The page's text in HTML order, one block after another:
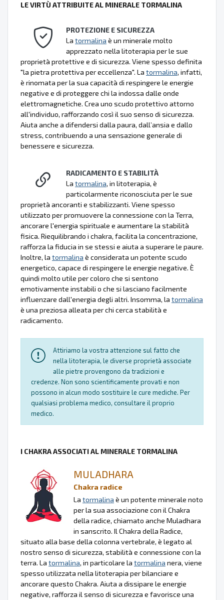
LE VIRTÙ ATTRIBUITE AL MINERALE TORMALINA
PROTEZIONE E SICUREZZA
La tormalina è un minerale molto
apprezzato nella litoterapia per le sue
proprietà protettive e di sicurezza. Viene spesso definita
"la pietra protettiva per eccellenza". La tormalina, infatti,
è rinomata per la sua capacità di respingere le energie
negative e di proteggere chi la indossa dalle onde
elettromagnetiche. Crea uno scudo protettivo attorno
all'individuo, rafforzando così il suo senso di sicurezza.
Aiuta anche a difendersi dalla paura, dall’ansia e dallo
stress, contribuendo a una sensazione generale di
benessere e sicurezza.
RADICAMENTO E STABILITÀ
La tormalina, in litoterapia, è
particolarmente riconosciuta per le sue
proprietà ancoranti e stabilizzanti. Viene spesso
utilizzato per promuovere la connessione con la Terra,
ancorare l'energia spirituale e aumentare la stabilità
fisica. Riequilibrando i chakra, facilita la concentrazione,
rafforza la fiducia in se stessi e aiuta a superare le paure.
Inoltre, la tormalina è considerata un potente scudo
energetico, capace di respingere le energie negative. È
quindi molto utile per coloro che si sentono
emotivamente instabili o che si lasciano facilmente
influenzare dall'energia degli altri. Insomma, la tormalina
è una preziosa alleata per chi cerca stabilità e
radicamento.
Attiriamo la vostra attenzione sul fatto che
nella litoterapia, le diverse proprietà associate
alle pietre provengono da tradizioni e
credenze. Non sono scientificamente provati e non
possono in alcun modo sostituire le cure mediche. Per
qualsiasi problema medico, consultare il proprio
medico.
I CHAKRA ASSOCIATI AL MINERALE TORMALINA
MULADHARA
Chakra radice
La tormalina è un potente minerale noto
per la sua associazione con il Chakra
della radice, chiamato anche Muladhara
in sanscrito. Il Chakra della Radice,
situato alla base della colonna vertebrale, è legato al
nostro senso di sicurezza, stabilità e connessione con la
terra. La tormalina, in particolare la tormalina nera, viene
spesso utilizzata nella litoterapia per bilanciare e
ancorare questo Chakra. Aiuta a dissipare le energie
negative, rafforza il senso di sicurezza e favorisce una